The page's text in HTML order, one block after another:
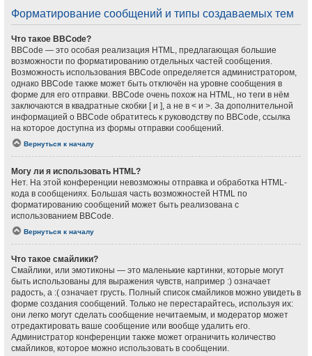
Форматирование сообщений и типы создаваемых тем
Что такое BBCode?
BBCode — это особая реализация HTML, предлагающая большие
возможности по форматированию отдельных частей сообщения.
Возможность использования BBCode определяется администратором,
однако BBCode также может быть отключён на уровне сообщения в
форме для его отправки. BBCode очень похож на HTML, но теги в нём
заключаются в квадратные скобки [ и ], а не в < и >. За дополнительной
информацией о BBCode обратитесь к руководству по BBCode, ссылка
на которое доступна из формы отправки сообщений.
Вернуться к началу
Могу ли я использовать HTML?
Нет. На этой конференции невозможны отправка и обработка HTML-
кода в сообщениях. Большая часть возможностей HTML по
форматированию сообщений может быть реализована с
использованием BBCode.
Вернуться к началу
Что такое смайлики?
Смайлики, или эмотиконы — это маленькие картинки, которые могут
быть использованы для выражения чувств, например :) означает
радость, а :( означает грусть. Полный список смайликов можно увидеть в
форме создания сообщений. Только не перестарайтесь, используя их:
они легко могут сделать сообщение нечитаемым, и модератор может
отредактировать ваше сообщение или вообще удалить его.
Администратор конференции также может ограничить количество
смайликов, которое можно использовать в сообщении.